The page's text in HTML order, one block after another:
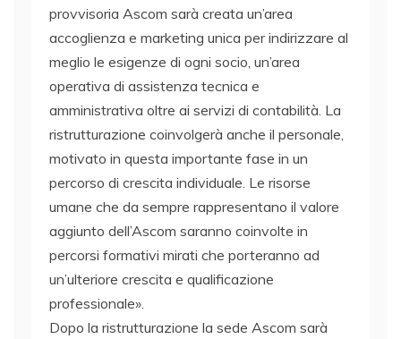
provvisoria Ascom sarà creata un’area
accoglienza e marketing unica per indirizzare al
meglio le esigenze di ogni socio, un’area
operativa di assistenza tecnica e
amministrativa oltre ai servizi di contabilità. La
ristrutturazione coinvolgerà anche il personale,
motivato in questa importante fase in un
percorso di crescita individuale. Le risorse
umane che da sempre rappresentano il valore
aggiunto dell’Ascom saranno coinvolte in
percorsi formativi mirati che porteranno ad
un’ulteriore crescita e qualificazione
professionale».
Dopo la ristrutturazione la sede Ascom sarà